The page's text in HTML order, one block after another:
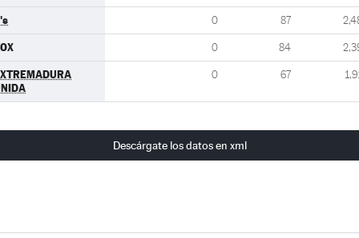
0 87
0 84
0 67
Descárgate los datos en xml